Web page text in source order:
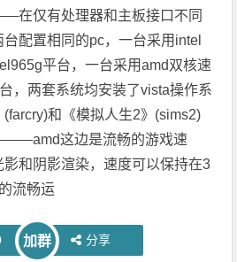
在仅有处理器和主板接口不同
配置相同的pc，一台采用intel
平台，一台采用amd双核速
，两套系统均安装了vista操作系
和《模拟人生2》(sims2)
这边是流畅的游戏速
和阴影渲染，速度可以保持在3
流畅运
加群 分享